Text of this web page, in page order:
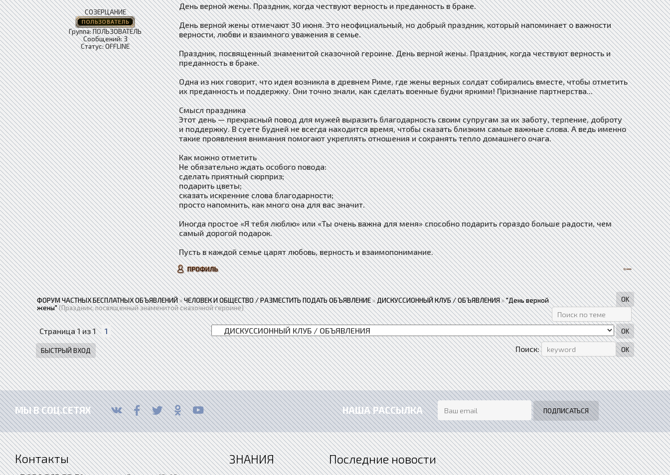
СОЗЕРЦАНИЕ
Группа: ПОЛЬЗОВАТЕЛЬ
Сообщений:3
Статус:OFFLINE
День верной жены. Праздник, когда чествуют верность и преданность в браке.
День верной жены отмечают 30 июня. Это неофициальный, но добрый праздник, который напоминает о важности
верности, любви и взаимного уважения в семье.
Праздник, посвященный знаменитой сказочной героине. День верной жены. Праздник, когда чествуют верность и
преданность в браке.
Одна из них говорит, что идея возникла в древнем Риме, где жены верных солдат собирались вместе, чтобы отметить
их преданность и поддержку. Они точно знали, как сделать военные будни яркими! Признание партнерства...
Смысл праздника
Этот день — прекрасный повод для мужей выразить благодарность своим супругам за их заботу, терпение, доброту
и поддержку. В суете будней не всегда находится время, чтобы сказать близким самые важные слова. А ведь именно
такие проявления внимания помогают укреплять отношения и сохранять тепло домашнего очага.
Как можно отметить
Не обязательно ждать особого повода:
сделать приятный сюрприз;
подарить цветы;
сказать искренние слова благодарности;
просто напомнить, как много она для вас значит.
Иногда простое «Я тебя люблю» или «Ты очень важна для меня» способно подарить гораздо больше радости, чем
самый дорогой подарок.
Пусть в каждой семье царят любовь, верность и взаимопонимание.
ФОРУМ ЧАСТНЫХ БЕСПЛАТНЫХ ОБЪЯВЛЕНИЙ»ЧЕЛОВЕК И ОБЩЕСТВО / РАЗМЕСТИТЬ ПОДАТЬ ОБЪЯВЛЕНИЕ»ДИСКУССИОННЫЙ КЛУБ / ОБЪЯВЛЕНИЯ»"День верной
жены"(Праздник, посвященный знаменитой сказочной героине)
Страница1из1
1
Поиск:
МЫ В СОЦ.СЕТЯХ НАША РАССЫЛКА
Контакты ЗНАНИЯ Последние новости